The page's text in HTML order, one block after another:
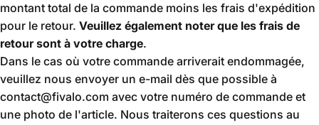
montant total de la commande moins les frais d'expédition
pour le retour. Veuillez également noter que les frais de
retour sont à votre charge.
Dans le cas où votre commande arriverait endommagée,
veuillez nous envoyer un e-mail dès que possible à
contact@fivalo.com avec votre numéro de commande et
une photo de l'article. Nous traiterons ces questions au